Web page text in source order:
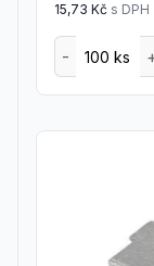
15,73 Kč s DPH